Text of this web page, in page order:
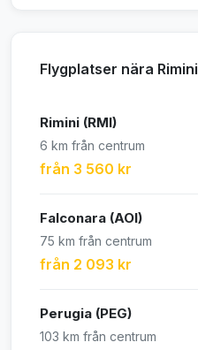
Flygplatser nära Rimini
Rimini (RMI)
6 km från centrum
från 3 560 kr
Falconara (AOI)
75 km från centrum
från 2 093 kr
Perugia (PEG)
103 km från centrum